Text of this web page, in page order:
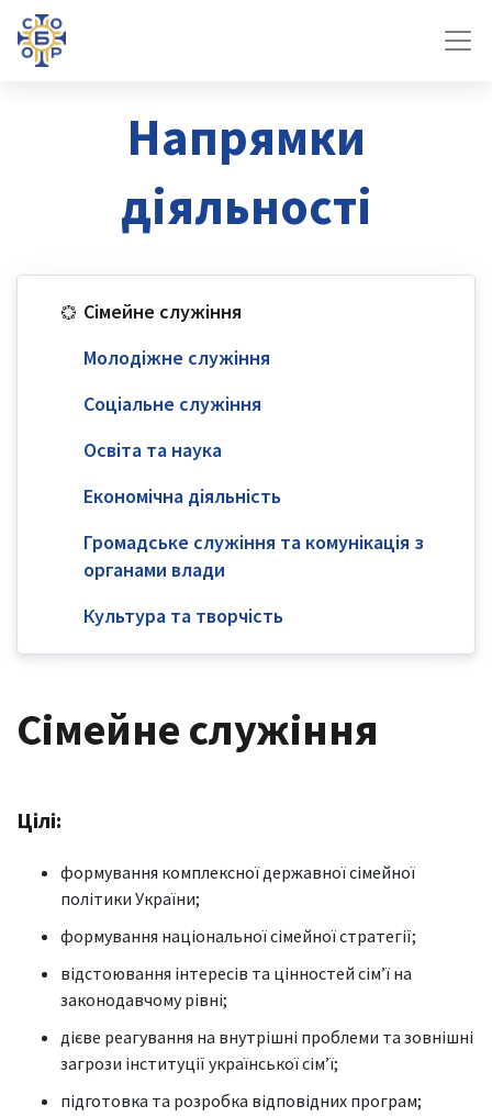
Напрямки
діяльності
Сімейне служіння
Молодіжне служіння
Соціальне служіння
Освіта та наука
Економічна діяльність
Громадське служіння та комунікація з
органами влади
Культура та творчість
Сімейне служіння
Цілі:
формування комплексної державної сімейної
політики України;
формування національної сімейної стратегії;
відстоювання інтересів та цінностей сім’ї на
законодавчому рівні;
дієве реагування на внутрішні проблеми та зовнішні
загрози інституції української сім’ї;
підготовка та розробка відповідних програм;